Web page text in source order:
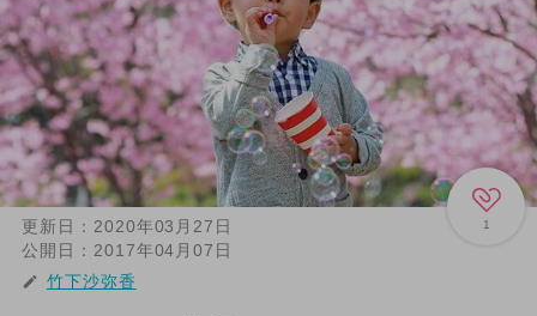
1
更新日： 2020年03月27日
公開日： 2017年04月07日
竹下沙弥香